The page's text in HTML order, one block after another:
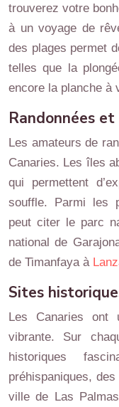
trouverez votre
à un voyage de
des plages permet
telles que la
encore la planche à
Randonnées
Les amateurs de
Canaries. Les îles
qui permettent
souffle. Parmi les
peut citer le parc
national de
de Timanfaya à
Sites
Les Canaries ont
vibrante. Sur
historiques
préhispaniques,
ville de Las